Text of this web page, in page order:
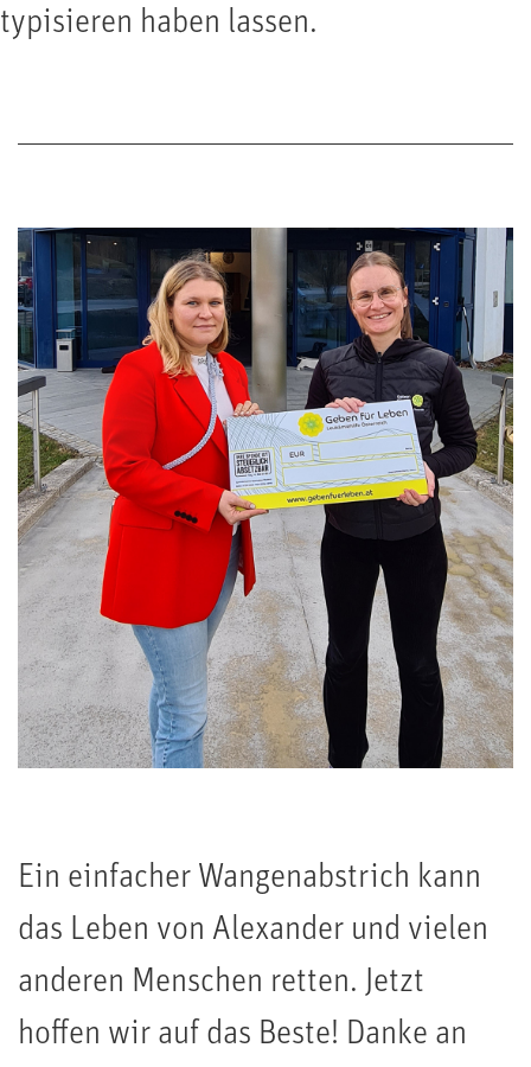
typisieren haben lassen.
Ein einfacher Wangenabstrich kann
das Leben von Alexander und vielen
anderen Menschen retten. Jetzt
hoffen wir auf das Beste! Danke an